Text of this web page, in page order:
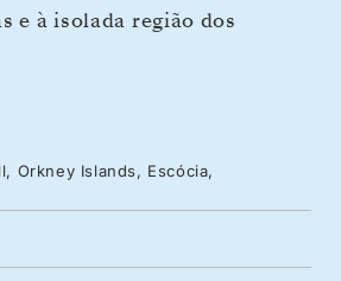
e à isolada região dos
Orkney Islands, Escócia,